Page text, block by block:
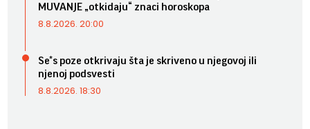
MUVANJE „otkidaju“ znaci horoskopa
8.8.2026. 20:00
Se*s poze otkrivaju šta je skriveno u njegovoj ili
njenoj podsvesti
8.8.2026. 18:30